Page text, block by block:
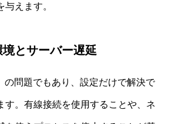
えます。
とサーバー遅延
の問題でもあり、設定だけで解決で
す。有線接続を使用することや、ネ